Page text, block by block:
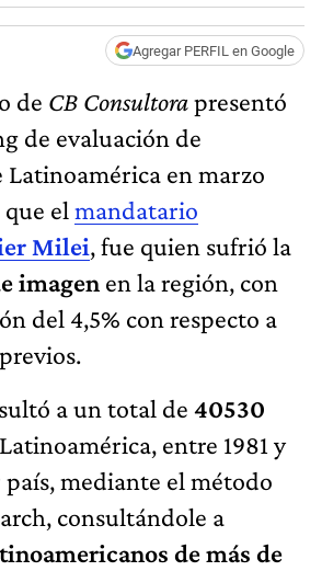
Agregar PERFIL en Google
de CB Consultorapresentó
de evaluación de
Latinoamérica en marzo
el mandatario
Milei, fue quien sufrió la
imagen en la región, con
del 4,5% con respecto a
a un total de 40530
entre 1981 y
país, mediante el método
consultándole a
de más de